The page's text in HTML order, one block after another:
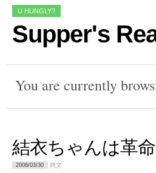
U HUNGLY?
Supper's
You are currently
結衣ちゃんは革
2008/03/30 雑文